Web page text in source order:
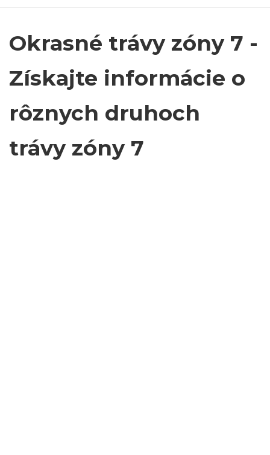
Okrasné trávy zóny 7 -
Získajte informácie o
rôznych druhoch
trávy zóny 7